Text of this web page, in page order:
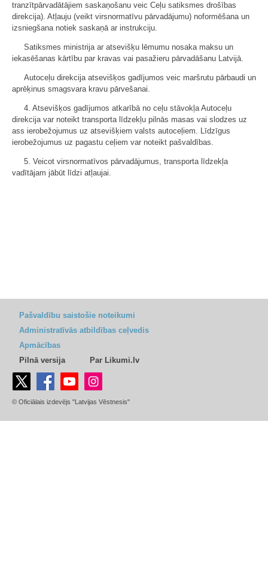
tranzītpārvadātājiem saskaņošanu veic Ceļu satiksmes drošības
direkcija). Atļauju (veikt virsnormatīvu pārvadājumu) noformēšana un
izsniegšana notiek saskaņā ar instrukciju.
Satiksmes ministrija ar atsevišķu lēmumu nosaka maksu un
iekasēšanas kārtību par kravas vai pasažieru pārvadāšanu Latvijā.
Autoceļu direkcija atsevišķos gadījumos veic maršrutu pārbaudi un
aprēķinus smagsvara kravu pārvešanai.
4. Atsevišķos gadījumos atkarībā no ceļu stāvokļa Autoceļu
direkcija var noteikt transporta līdzekļu pilnās masas vai slodzes uz
ass ierobežojumus uz atsevišķiem valsts autoceļiem. Līdzīgus
ierobežojumus uz pagastu ceļiem var noteikt pašvaldības.
5. Veicot virsnormatīvos pārvadājumus, transporta līdzekļa
vadītājam jābūt līdzi atļaujai.
Pašvaldību saistošie noteikumi
Administratīvās atbildības ceļvedis
Apmācības
Pilnā versija
Par Likumi.lv
© Oficiālais izdevējs "Latvijas Vēstnesis"